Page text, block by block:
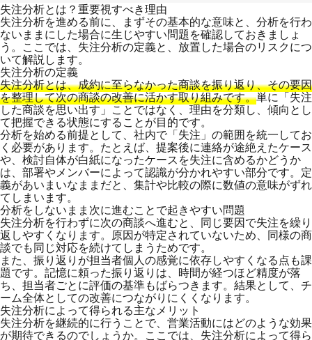
失注分析とは？重要視すべき理由
失注分析を進める前に、まずその基本的な意味と、分析を行わ
ないままにした場合に生じやすい問題を確認しておきましょ
う。ここでは、失注分析の定義と、放置した場合のリスクにつ
いて解説します。
失注分析の定義
失注分析とは、成約に至らなかった商談を振り返り、その要因
を整理して次の商談の改善に活かす取り組みです。単に「失注
した商談を思い出す」ことではなく、理由を分類し、傾向とし
て把握できる状態にすることが目的です。
分析を始める前提として、社内で「失注」の範囲を統一してお
く必要があります。たとえば、提案後に連絡が途絶えたケース
や、検討自体が白紙になったケースを失注に含めるかどうか
は、部署やメンバーによって認識が分かれやすい部分です。定
義があいまいなままだと、集計や比較の際に数値の意味がずれ
てしまいます。
分析をしないまま次に進むことで起きやすい問題
失注分析を行わずに次の商談へ進むと、同じ要因で失注を繰り
返しやすくなります。原因が特定されていないため、同様の商
談でも同じ対応を続けてしまうためです。
また、振り返りが担当者個人の感覚に依存しやすくなる点も課
題です。記憶に頼った振り返りは、時間が経つほど精度が落
ち、担当者ごとに評価の基準もばらつきます。結果として、チ
ーム全体としての改善につながりにくくなります。
失注分析によって得られる主なメリット
失注分析を継続的に行うことで、営業活動にはどのような効果
が期待できるのでしょうか。ここでは、失注分析によって得ら